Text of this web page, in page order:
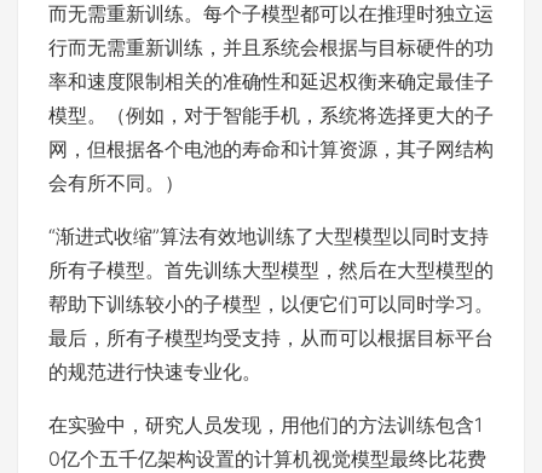
而无需重新训练。每个子模型都可以在推理时独立运
行而无需重新训练，并且系统会根据与目标硬件的功
率和速度限制相关的准确性和延迟权衡来确定最佳子
模型。（例如，对于智能手机，系统将选择更大的子
网，但根据各个电池的寿命和计算资源，其子网结构
会有所不同。）
“渐进式收缩”算法有效地训练了大型模型以同时支持
所有子模型。首先训练大型模型，然后在大型模型的
帮助下训练较小的子模型，以便它们可以同时学习。
最后，所有子模型均受支持，从而可以根据目标平台
的规范进行快速专业化。
在实验中，研究人员发现，用他们的方法训练包含1
0亿个五千亿架构设置的计算机视觉模型最终比花费